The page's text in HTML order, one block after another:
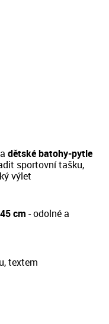
a dětské batohy-pytle
sportovní tašku,
výlet
cm - odolné a
textem